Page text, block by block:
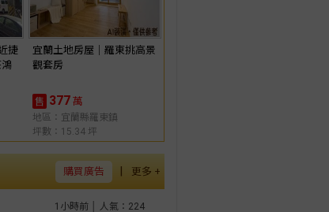
捷
宜蘭土地房屋｜羅東挑高景
觀套房
售 377 萬
地區：宜蘭縣羅東鎮
坪數：15.34 坪
更多 +
|
購買廣告
1小時前 │ 人氣：224